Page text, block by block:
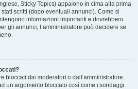
Sticky Topics) appaiono in cima alla prima
scritti (dopo eventuali annunci). Come si
informazioni importanti e dovrebbero
gli annunci, l’amministratore può decidere se
bloccati dai moderatori o dall’amministratore.
un argomento bloccato così come i sondaggi